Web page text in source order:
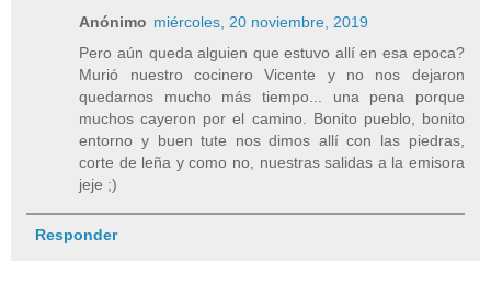
Anónimo miércoles, 20 noviembre, 2019
Pero aún queda alguien que estuvo allí en esa epoca?
Murió nuestro cocinero Vicente y no nos dejaron
quedarnos mucho más tiempo... una pena porque
muchos cayeron por el camino. Bonito pueblo, bonito
entorno y buen tute nos dimos allí con las piedras,
corte de leña y como no, nuestras salidas a la emisora
jeje ;)
Responder